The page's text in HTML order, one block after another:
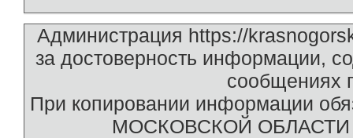
Администрация https://
за достоверность информации,
сообщениях
При копировании информации
МОСКОВСКОЙ ОБЛАСТИ